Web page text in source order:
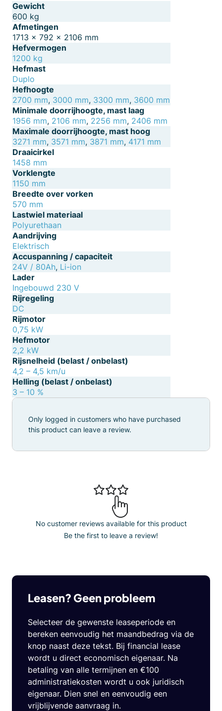
Gewicht
600 kg
Afmetingen
1713 × 792 × 2106 mm
Hefvermogen
1200 kg
Hefmast
Duplo
Hefhoogte
2700 mm, 3000 mm, 3300 mm, 3600 mm
Minimale doorrijhoogte, mast laag
1956 mm, 2106 mm, 2256 mm, 2406 mm
Maximale doorrijhoogte, mast hoog
3271 mm, 3571 mm, 3871 mm, 4171 mm
Draaicirkel
1458 mm
Vorklengte
1150 mm
Breedte over vorken
570 mm
Lastwiel materiaal
Polyurethaan
Aandrijving
Elektrisch
Accuspanning / capaciteit
24V / 80Ah, Li-ion
Lader
Ingebouwd 230 V
Rijregeling
DC
Rijmotor
0,75 kW
Hefmotor
2,2 kW
Rijsnelheid (belast / onbelast)
4,2 – 4,5 km/u
Helling (belast / onbelast)
3 – 10 %
No customer reviews available for this product
Be the first to leave a review!
Only logged in customers who have purchased
this product can leave a review.
Leasen? Geen probleem
Selecteer de gewenste leaseperiode en
bereken eenvoudig het maandbedrag via de
knop naast deze tekst. Bij financial lease
wordt u direct economisch eigenaar. Na
betaling van alle termijnen en €100
administratiekosten wordt u ook juridisch
eigenaar. Dien snel en eenvoudig een
vrijblijvende aanvraag in.